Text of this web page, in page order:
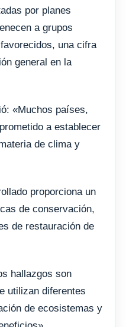
por planes
a grupos
una cifra
general en la
«Muchos países,
a establecer
de clima y
proporciona un
de conservación,
de restauración de
hallazgos son
utilizan diferentes
de ecosistemas y